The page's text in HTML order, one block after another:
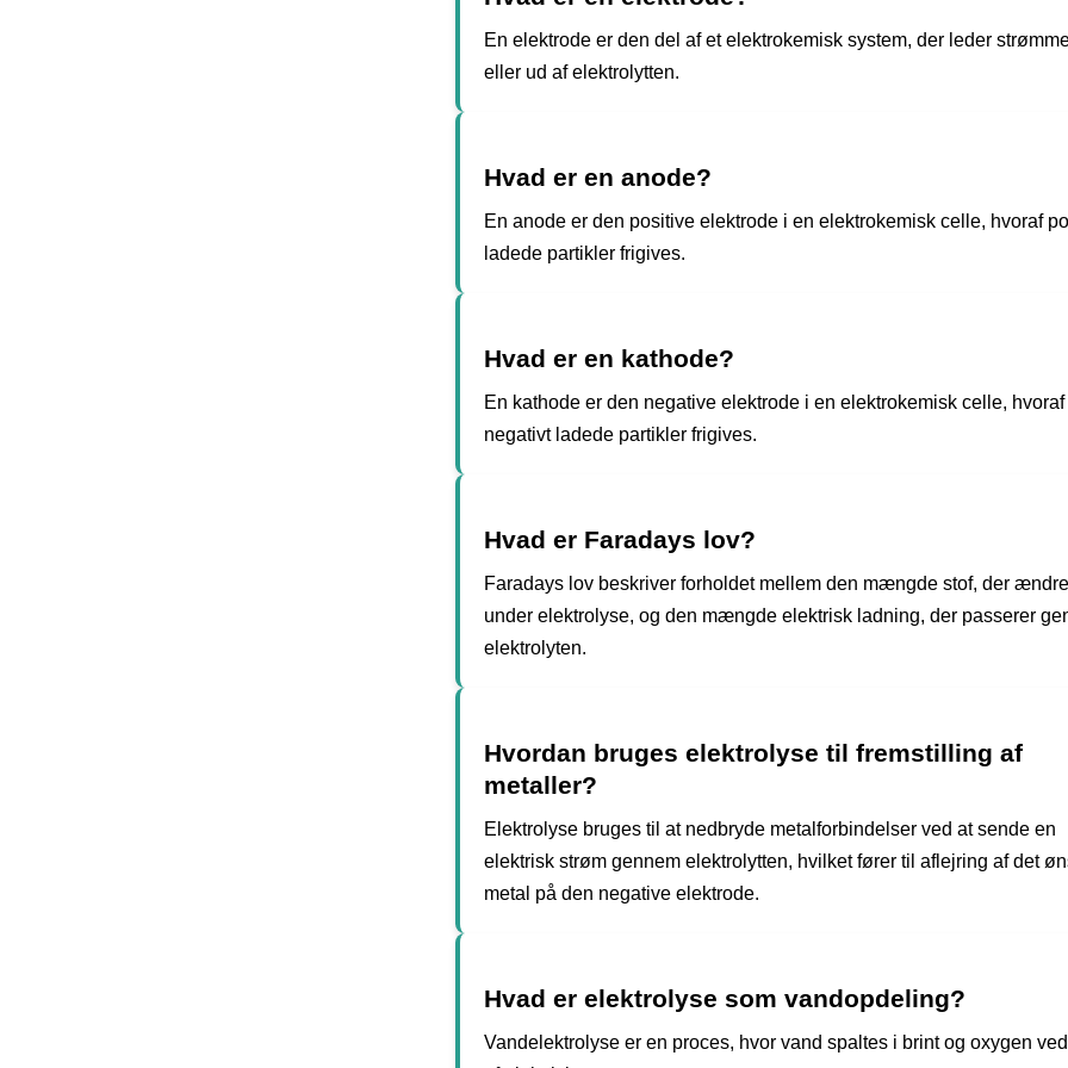
En elektrode er den del af et elektrokemisk system, der leder
eller ud af elektrolytten.
Hvad er en anode?
En anode er den positive elektrode i en elektrokemisk celle, hvoraf
ladede partikler frigives.
Hvad er en kathode?
En kathode er den negative elektrode i en elektrokemisk celle, hvoraf
negativt ladede partikler frigives.
Hvad er Faradays lov?
Faradays lov beskriver forholdet mellem den mængde stof, der
under elektrolyse, og den mængde elektrisk ladning, der passerer
elektrolyten.
Hvordan bruges elektrolyse til fremstilling af
metaller?
Elektrolyse bruges til at nedbryde metalforbindelser ved at sende en
elektrisk strøm gennem elektrolytten, hvilket fører til aflejring af det
metal på den negative elektrode.
Hvad er elektrolyse som vandopdeling?
Vandelektrolyse er en proces, hvor vand spaltes i brint og oxygen